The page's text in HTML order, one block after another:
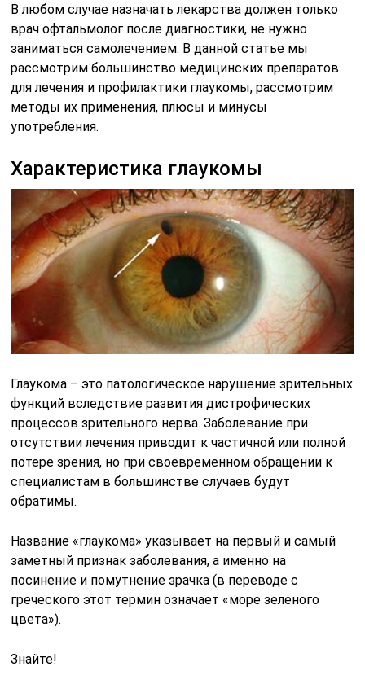
В любом случае назначать лекарства должен только
врач офтальмолог после диагностики, не нужно
заниматься самолечением. В данной статье мы
рассмотрим большинство медицинских препаратов
для лечения и профилактики глаукомы, рассмотрим
методы их применения, плюсы и минусы
употребления.
Характеристика глаукомы
Глаукома – это патологическое нарушение зрительных
функций вследствие развития дистрофических
процессов зрительного нерва. Заболевание при
отсутствии лечения приводит к частичной или полной
потере зрения, но при своевременном обращении к
специалистам в большинстве случаев будут
обратимы.
Название «глаукома» указывает на первый и самый
заметный признак заболевания, а именно на
посинение и помутнение зрачка (в переводе с
греческого этот термин означает «море зеленого
цвета»).
Знайте!